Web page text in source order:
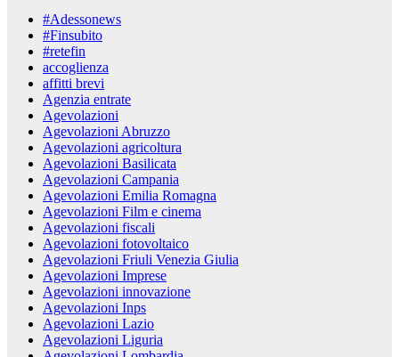
#Adessonews
#Finsubito
#retefin
accoglienza
affitti brevi
Agenzia entrate
Agevolazioni
Agevolazioni Abruzzo
Agevolazioni agricoltura
Agevolazioni Basilicata
Agevolazioni Campania
Agevolazioni Emilia Romagna
Agevolazioni Film e cinema
Agevolazioni fiscali
Agevolazioni fotovoltaico
Agevolazioni Friuli Venezia Giulia
Agevolazioni Imprese
Agevolazioni innovazione
Agevolazioni Inps
Agevolazioni Lazio
Agevolazioni Liguria